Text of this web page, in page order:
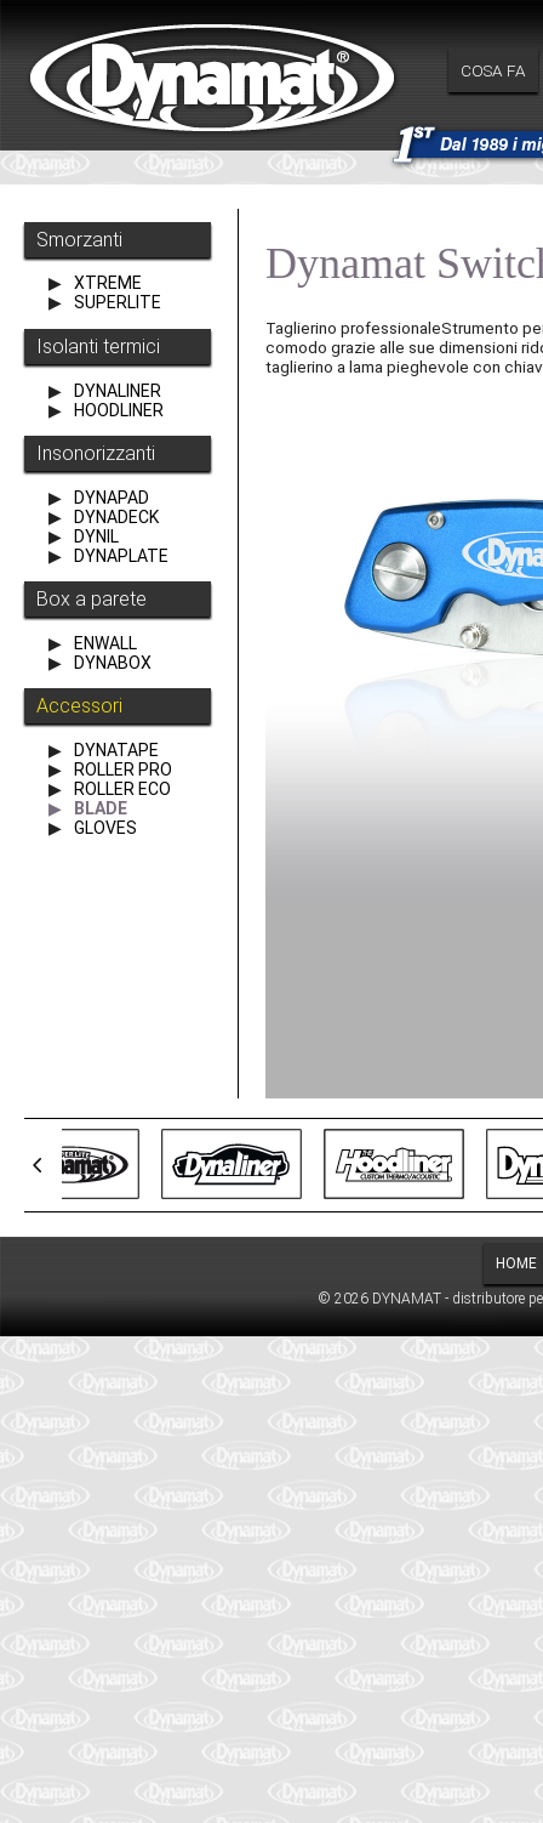
COSA FA
Smorzanti
XTREME
SUPERLITE
Isolanti termici
DYNALINER
HOODLINER
Insonorizzanti
DYNAPAD
DYNADECK
DYNIL
DYNAPLATE
Box a parete
ENWALL
DYNABOX
Accessori
DYNATAPE
ROLLER PRO
ROLLER ECO
BLADE
GLOVES
Dynamat
Taglierino professionaleStrumento
comodo grazie alle sue dimensioni
taglierino a lama pieghevole con
HOME
© 2026 DYNAMAT - distributore